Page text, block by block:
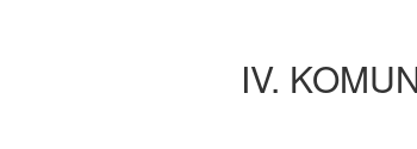
IV.